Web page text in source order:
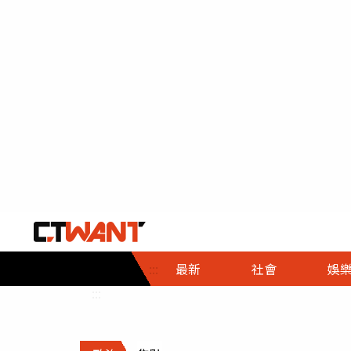
::: 最新 社會
社會首頁
時事
調查
娛樂
娛樂首頁
即時
財經首頁
熱線
政